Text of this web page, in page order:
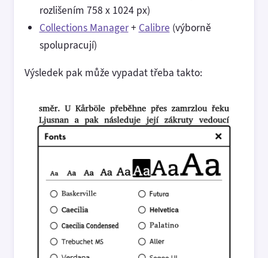
rozlišením 758 x 1024 px)
Collections Manager+ Calibre (výborně
spolupracují)
Výsledek pak může vypadat třeba takto: